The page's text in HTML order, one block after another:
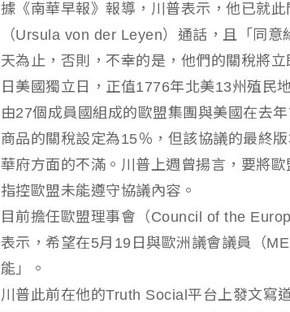
據《南華早報》報導，川普表示，他已就
（Ursula von der Leyen）通話，且「同
天為止，否則，不幸的是，他們的關稅將
日美國獨立日，正值1776年北美13州殖民
由27個成員國組成的歐盟集團與美國在去
商品的關稅設定為15％，但該協議的最終
華府方面的不滿。川普上週曾揚言，要將
指控歐盟未能遵守協議內容。
目前擔任歐盟理事會（Council of the
表示，希望在5月19日與歐洲議會議員（
能」。
川普此前在他的Truth Social平台上發文寫